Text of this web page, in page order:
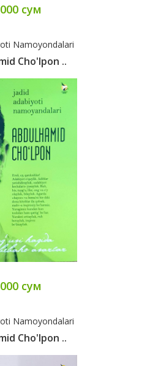
сум
Namoyondalari
Cho'lpon ..
сум
Namoyondalari
Cho'lpon ..